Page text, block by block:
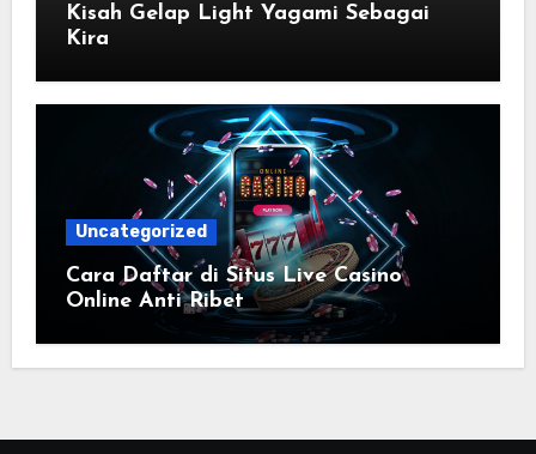
Kisah Gelap Light Yagami Sebagai
Kira
Uncategorized
Cara Daftar di Situs Live Casino
Online Anti Ribet